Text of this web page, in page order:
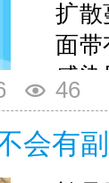
扩散
面带
感
微瘙
斑治
46
会有